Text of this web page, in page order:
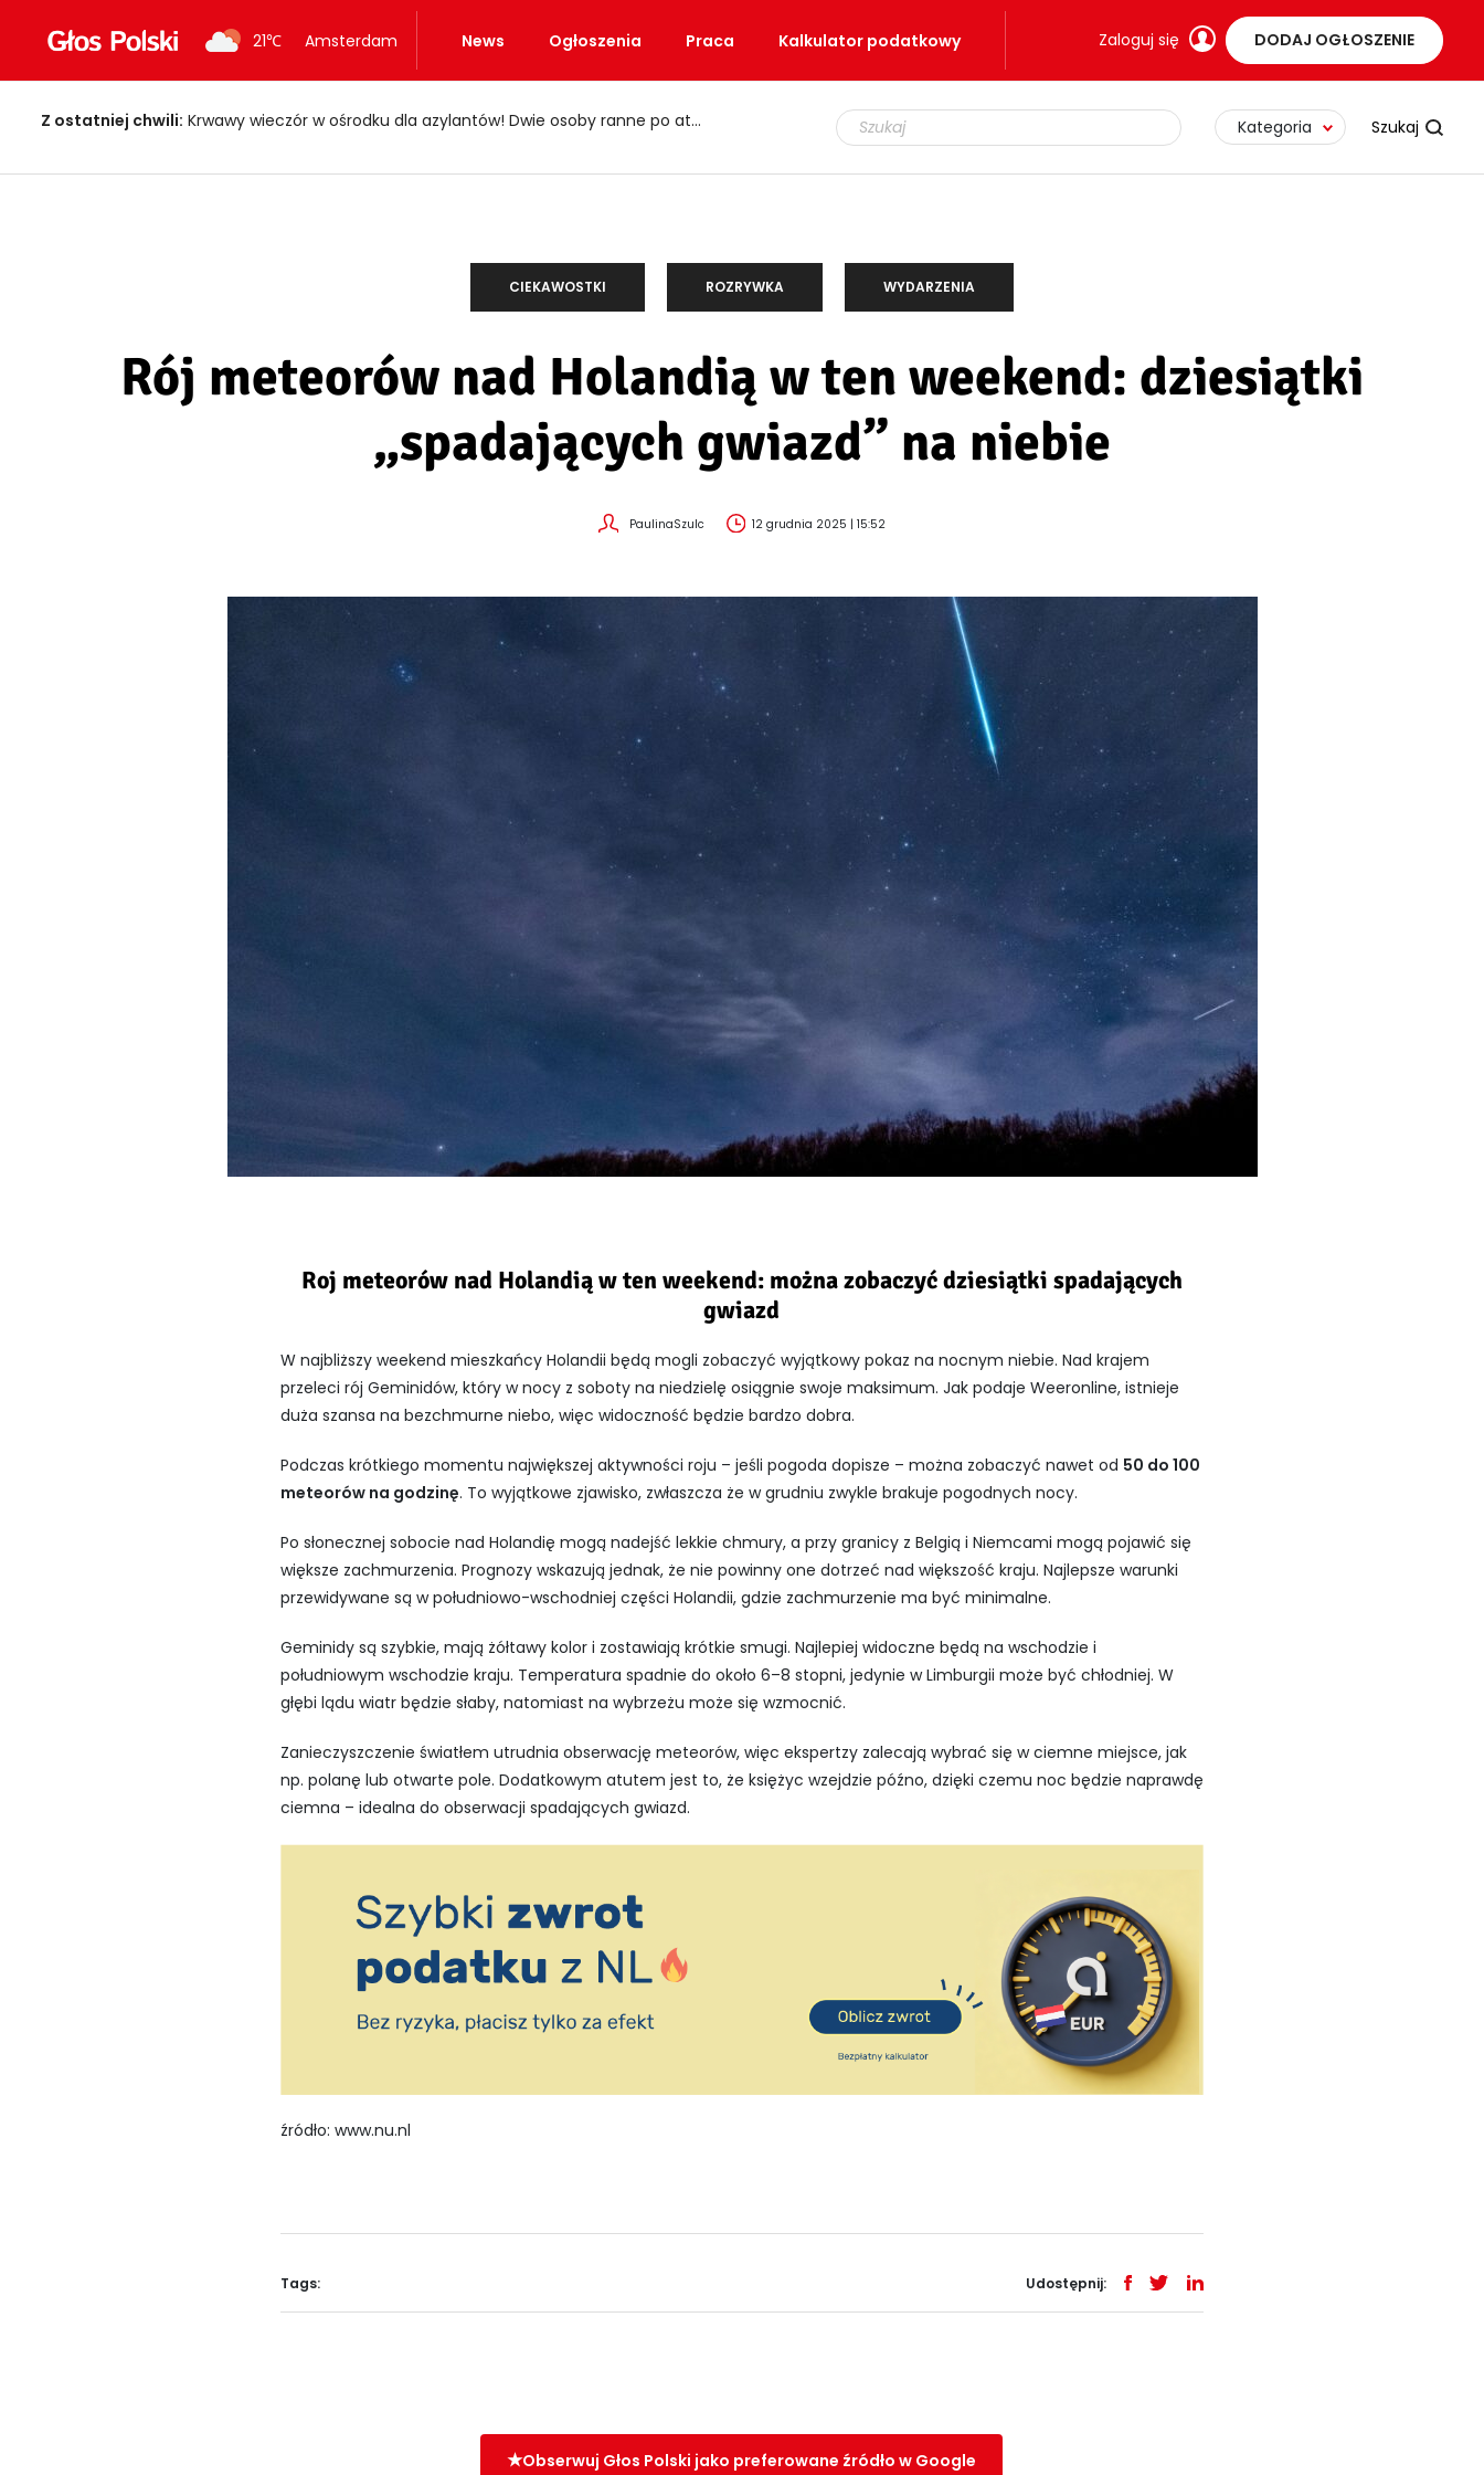
21℃ Amsterdam News Ogłoszenia Praca Kalkulator podatkowy Zaloguj się DODAJ OGŁOSZENIE
Z ostatniej chwili: Krwawy wieczór w ośrodku dla azylantów! Dwie osoby ranne po ataku nożem Kategoria
CIEKAWOSTKI ROZRYWKA WYDARZENIA
Rój meteorów nad Holandią w ten weekend: dziesiątki
„spadających gwiazd” na niebie
PaulinaSzulc 12 grudnia 2025 | 15:52
Roj meteorów nad Holandią w ten weekend: można zobaczyć dziesiątki spadających
gwiazd
W najbliższy weekend mieszkańcy Holandii będą mogli zobaczyć wyjątkowy pokaz na nocnym niebie. Nad krajem
przeleci rój Geminidów, który w nocy z soboty na niedzielę osiągnie swoje maksimum. Jak podaje Weeronline, istnieje
duża szansa na bezchmurne niebo, więc widoczność będzie bardzo dobra.
Podczas krótkiego momentu największej aktywności roju – jeśli pogoda dopisze – można zobaczyć nawet od 50 do 100
meteorów na godzinę. To wyjątkowe zjawisko, zwłaszcza że w grudniu zwykle brakuje pogodnych nocy.
Po słonecznej sobocie nad Holandię mogą nadejść lekkie chmury, a przy granicy z Belgią i Niemcami mogą pojawić się
większe zachmurzenia. Prognozy wskazują jednak, że nie powinny one dotrzeć nad większość kraju. Najlepsze warunki
przewidywane są w południowo-wschodniej części Holandii, gdzie zachmurzenie ma być minimalne.
Geminidy są szybkie, mają żółtawy kolor i zostawiają krótkie smugi. Najlepiej widoczne będą na wschodzie i
południowym wschodzie kraju. Temperatura spadnie do około 6–8 stopni, jedynie w Limburgii może być chłodniej. W
głębi lądu wiatr będzie słaby, natomiast na wybrzeżu może się wzmocnić.
Zanieczyszczenie światłem utrudnia obserwację meteorów, więc ekspertzy zalecają wybrać się w ciemne miejsce, jak
np. polanę lub otwarte pole. Dodatkowym atutem jest to, że księżyc wzejdzie późno, dzięki czemu noc będzie naprawdę
ciemna – idealna do obserwacji spadających gwiazd.
źródło: www.nu.nl
Tags: Udostępnij:
Obserwuj Głos Polski jako preferowane źródło w Google